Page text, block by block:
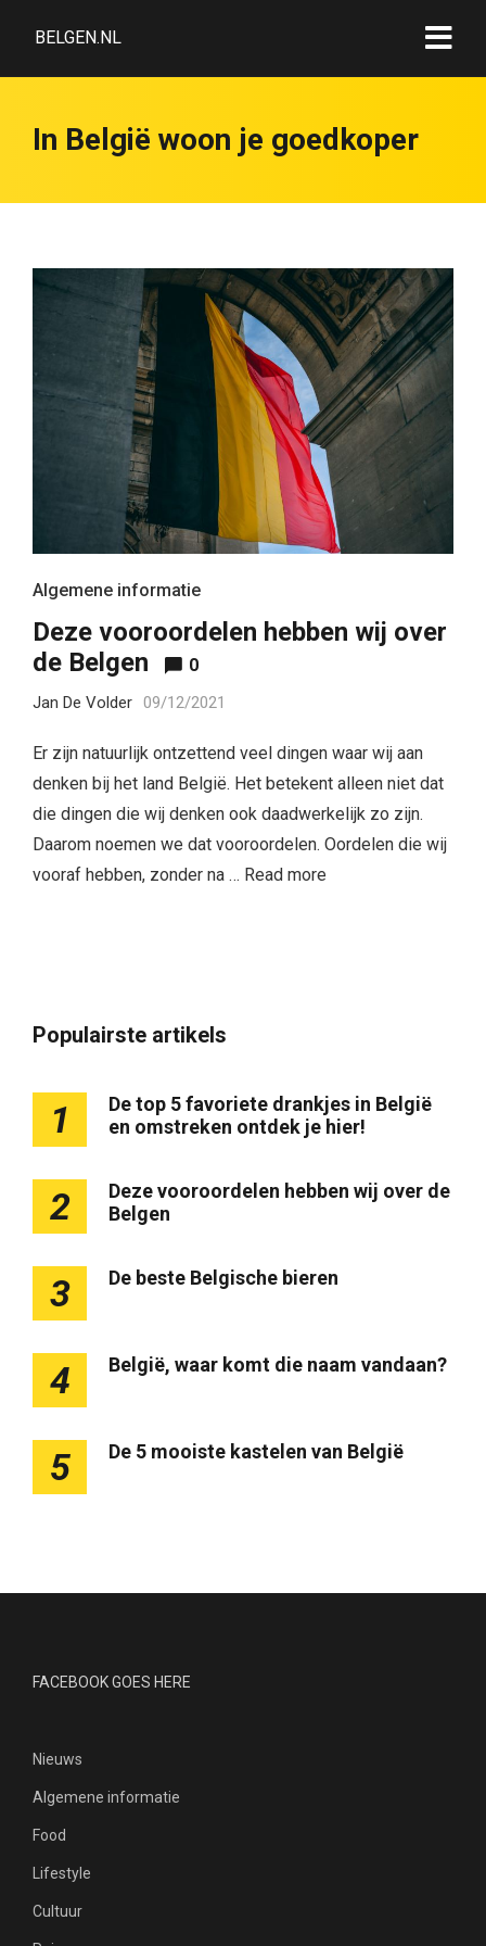
BELGEN.NL
In België woon je goedkoper
Algemene informatie
Deze vooroordelen hebben wij over
de Belgen
0
Jan De Volder 09/12/2021
Er zijn natuurlijk ontzettend veel dingen waar wij aan
denken bij het land België. Het betekent alleen niet dat
die dingen die wij denken ook daadwerkelijk zo zijn.
Daarom noemen we dat vooroordelen. Oordelen die wij
vooraf hebben, zonder na … Read more
Populairste artikels
1
De top 5 favoriete drankjes in België
en omstreken ontdek je hier!
2
Deze vooroordelen hebben wij over de
Belgen
3 De beste Belgische bieren
4 België, waar komt die naam vandaan?
5 De 5 mooiste kastelen van België
FACEBOOK GOES HERE
Nieuws
Algemene informatie
Food
Lifestyle
Cultuur